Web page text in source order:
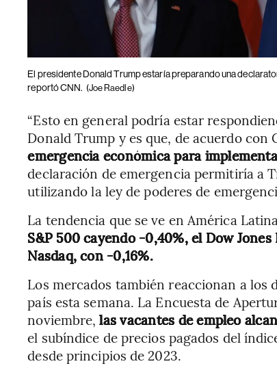
El presidente Donald Trump estaría preparando una
reportó CNN. (Joe Raedle)
“Esto en general podría estar
Donald Trump y es que, de acuerdo con
emergencia económica para
declaración de emergencia permitiría a
utilizando la ley de poderes de
La tendencia que se ve en América
S&P 500 cayendo -0,40%, el Dow
Nasdaq, con -0,16%.
Los mercados también reaccionan a los
país esta semana. La Encuesta de
noviembre,las vacantes de empleo
el subíndice de precios pagados del
desde principios de 2023.